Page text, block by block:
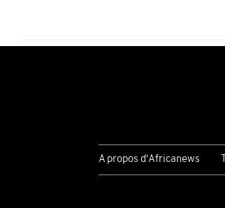
A propos d'Africanews